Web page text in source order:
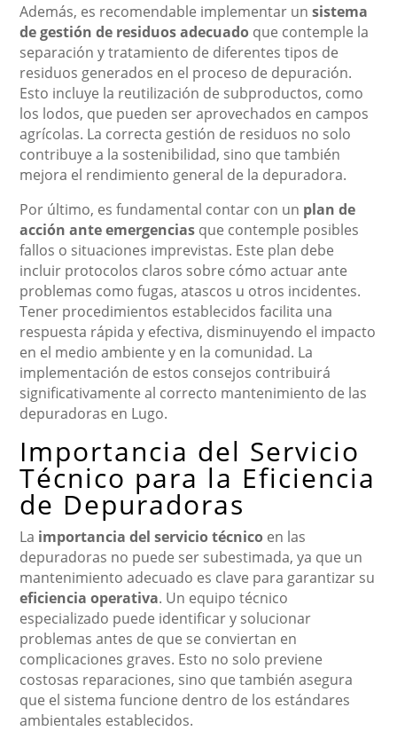
Además, es recomendable implementar unsistema
de gestión de residuos adecuado que contemple la
separación y tratamiento de diferentes tipos de
residuos generados en el proceso de depuración.
Esto incluye la reutilización de subproductos, como
los lodos, que pueden ser aprovechados en campos
agrícolas. La correcta gestión de residuos no solo
contribuye a la sostenibilidad, sino que también
mejora el rendimiento general de la depuradora.
Por último, es fundamental contar con un plan de
acción ante emergencias que contemple posibles
fallos o situaciones imprevistas. Este plan debe
incluir protocolos claros sobre cómo actuar ante
problemas como fugas, atascos u otros incidentes.
Tener procedimientos establecidos facilita una
respuesta rápida y efectiva, disminuyendo el impacto
en el medio ambiente y en la comunidad. La
implementación de estos consejos contribuirá
significativamente al correcto mantenimiento de las
depuradoras en Lugo.
Importancia del Servicio
Técnico para la Eficiencia
de Depuradoras
La importancia del servicio técnico en las
depuradoras no puede ser subestimada, ya que un
mantenimiento adecuado es clave para garantizar su
eficiencia operativa. Un equipo técnico
especializado puede identificar y solucionar
problemas antes de que se conviertan en
complicaciones graves. Esto no solo previene
costosas reparaciones, sino que también asegura
que el sistema funcione dentro de los estándares
ambientales establecidos.